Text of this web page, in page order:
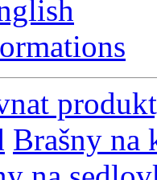
Brašny na